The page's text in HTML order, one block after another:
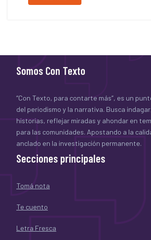
Somos Con Texto
“Con Texto, para contarte más”, es un
del periodismo y la narrativa. Busca
historias, reflejar miradas y ahondar en
para las comunidades. Apostando a la
anclado en la investigación permanente.
Secciones principales
Tomá nota
Te cuento
Letra Fresca